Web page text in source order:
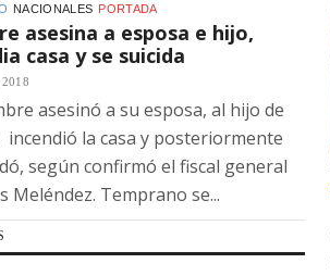
NACIONALES PORTADA
asesina a esposa e hijo,
casa y se suicida
asesinó a su esposa, al hijo de
incendió la casa y posteriormente
según confirmó el fiscal general
Meléndez. Temprano se...